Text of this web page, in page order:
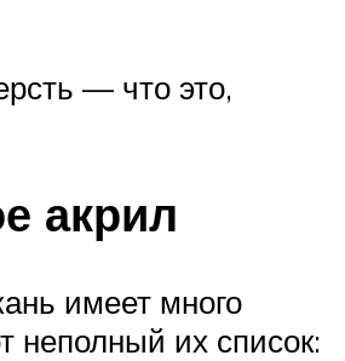
— что это,
акрил
имеет много
неполный их список: